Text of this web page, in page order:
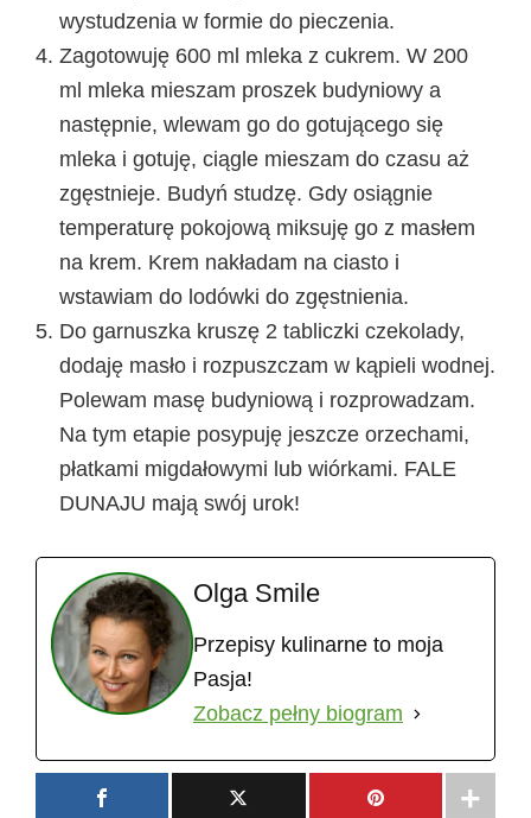
wystudzenia w formie do pieczenia.
Zagotowuję 600 ml mleka z cukrem. W 200
ml mleka mieszam proszek budyniowy a
następnie, wlewam go do gotującego się
mleka i gotuję, ciągle mieszam do czasu aż
zgęstnieje. Budyń studzę. Gdy osiągnie
temperaturę pokojową miksuję go z masłem
na krem. Krem nakładam na ciasto i
wstawiam do lodówki do zgęstnienia.
Do garnuszka kruszę 2 tabliczki czekolady,
dodaję masło i rozpuszczam w kąpieli wodnej.
Polewam masę budyniową i rozprowadzam.
Na tym etapie posypuję jeszcze orzechami,
płatkami migdałowymi lub wiórkami. FALE
DUNAJU mają swój urok!
Olga Smile
Przepisy kulinarne to moja
Pasja!
Zobacz pełny biogram